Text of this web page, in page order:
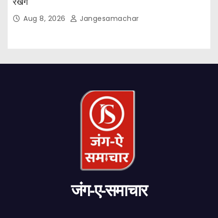
Aug 8, 2026 Jangesamachar
जंग-ए-समाचार